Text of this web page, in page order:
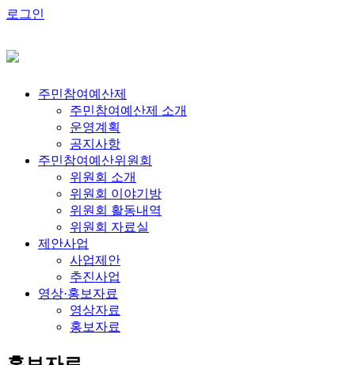
로그인
주민참여예산제
주민참여예산제 소개
운영계획
공지사항
주민참여예산위원회
위원회 소개
위원회 이야기방
위원회 활동내역
위원회 자료실
제안사업
사업제안
추진사업
영상·홍보자료
영상자료
홍보자료